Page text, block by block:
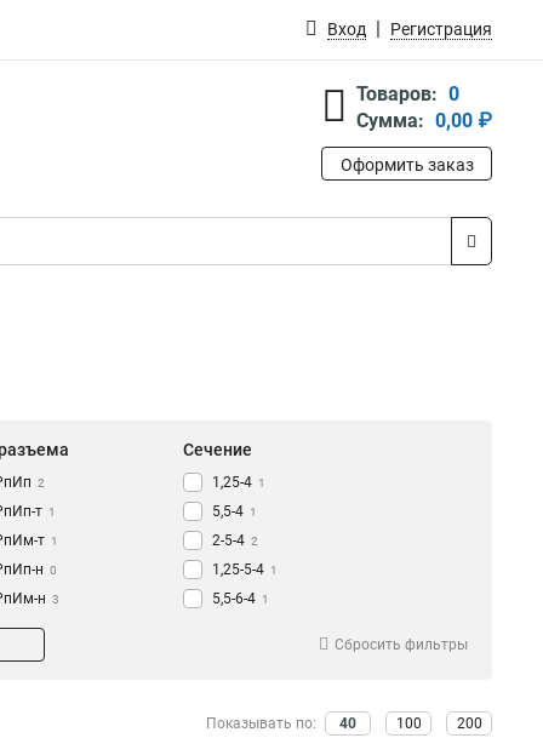
Вход Регистрация
Товаров: 0
Сумма: 0,00 ₽
Оформить заказ
2
т 1
т 1
н 0
н 3
0
Сечение
1,25-4 1
5,5-4 1
2-5-4 2
1,25-5-4 1
5,5-6-4 1
2-250
Сбросить фильтры
Показывать по: 40 100 200